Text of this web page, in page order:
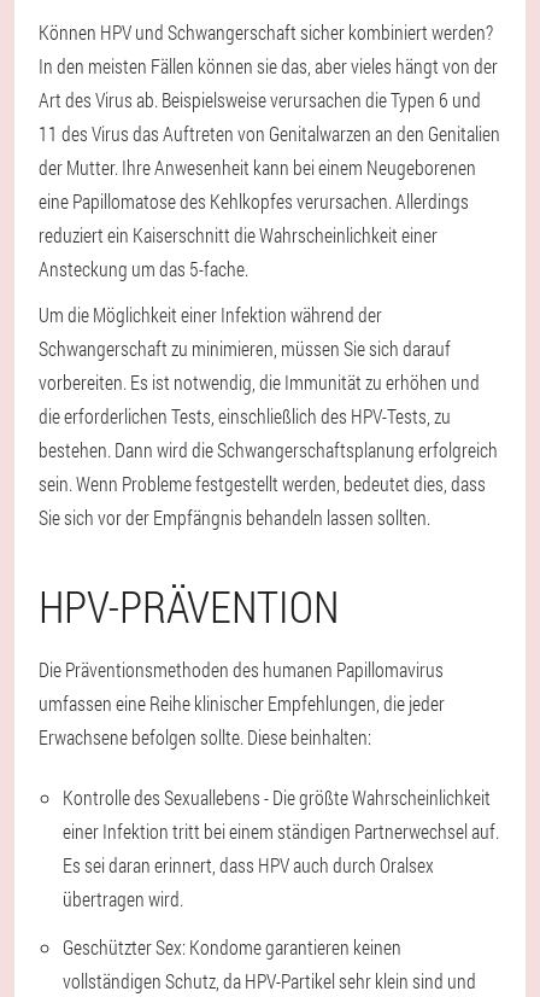
Können HPV und Schwangerschaft sicher kombiniert werden?
In den meisten Fällen können sie das, aber vieles hängt von der
Art des Virus ab. Beispielsweise verursachen die Typen 6 und
11 des Virus das Auftreten von Genitalwarzen an den Genitalien
der Mutter. Ihre Anwesenheit kann bei einem Neugeborenen
eine Papillomatose des Kehlkopfes verursachen. Allerdings
reduziert ein Kaiserschnitt die Wahrscheinlichkeit einer
Ansteckung um das 5-fache.
Um die Möglichkeit einer Infektion während der
Schwangerschaft zu minimieren, müssen Sie sich darauf
vorbereiten. Es ist notwendig, die Immunität zu erhöhen und
die erforderlichen Tests, einschließlich des HPV-Tests, zu
bestehen. Dann wird die Schwangerschaftsplanung erfolgreich
sein. Wenn Probleme festgestellt werden, bedeutet dies, dass
Sie sich vor der Empfängnis behandeln lassen sollten.
HPV-PRÄVENTION
Die Präventionsmethoden des humanen Papillomavirus
umfassen eine Reihe klinischer Empfehlungen, die jeder
Erwachsene befolgen sollte. Diese beinhalten:
Kontrolle des Sexuallebens - Die größte Wahrscheinlichkeit
einer Infektion tritt bei einem ständigen Partnerwechsel auf.
Es sei daran erinnert, dass HPV auch durch Oralsex
übertragen wird.
Geschützter Sex: Kondome garantieren keinen
vollständigen Schutz, da HPV-Partikel sehr klein sind und